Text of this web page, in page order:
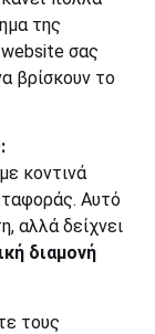
της
σας
βρίσκουν το
κοντινά
Αυτό
αλλά δείχνει
διαμονή
τους